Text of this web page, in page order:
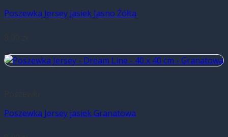
Poszewka Jersey jasiek Jasno Żółta
Poszewka Jersey jasiek Granatowa